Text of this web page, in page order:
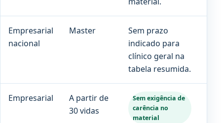
Empresarial
nacional
Master
Sem prazo
indicado para
clínico geral na
tabela resumida.
Empresarial
A partir de
30 vidas
Sem exigência de
carência no
material